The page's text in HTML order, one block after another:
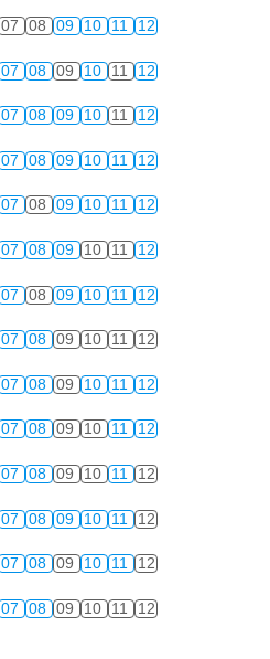
07 08 09 10 11 12
07 08 09 10 11 12
07 08 09 10 11 12
07 08 09 10 11 12
07 08 09 10 11 12
07 08 09 10 11 12
07 08 09 10 11 12
07 08 09 10 11 12
07 08 09 10 11 12
07 08 09 10 11 12
07 08 09 10 11 12
07 08 09 10 11 12
07 08 09 10 11 12
07 08 09 10 11 12